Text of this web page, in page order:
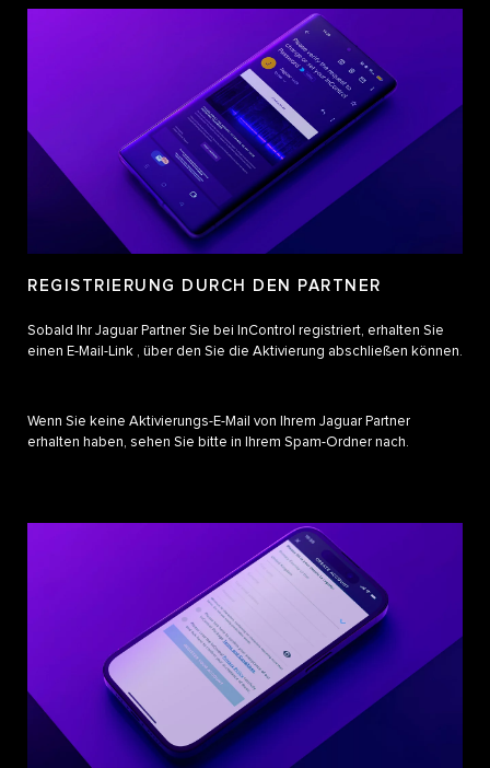
REGISTRIERUNG DURCH DEN PARTNER
Sobald Ihr Jaguar Partner Sie bei InControl registriert, erhalten Sie
einen E-Mail-Link , über den Sie die Aktivierung abschließen können.
Wenn Sie keine Aktivierungs-E-Mail von Ihrem Jaguar Partner
erhalten haben, sehen Sie bitte in Ihrem Spam-Ordner nach.